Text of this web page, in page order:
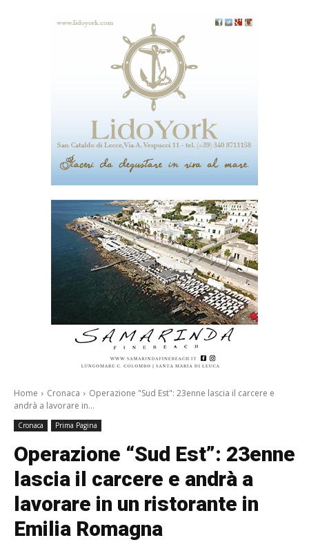
Home Cronaca
Operazione "Sud Est": 23enne lascia il carcere e
andrà a lavorare in...
Cronaca Prima Pagina
Operazione “Sud Est”: 23enne
lascia il carcere e andrà a
lavorare in un ristorante in
Emilia Romagna